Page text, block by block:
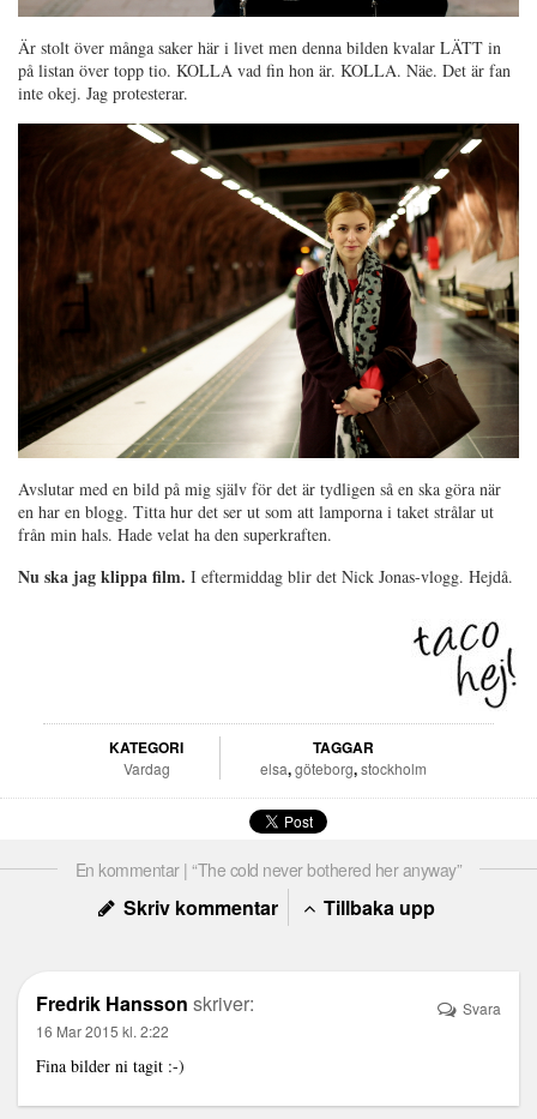
Är stolt över många saker här i livet men denna bilden kvalar LÄTT in
på listan över topp tio. KOLLA vad fin hon är. KOLLA. Näe. Det är fan
inte okej. Jag protesterar.
Avslutar med en bild på mig själv för det är tydligen så en ska göra när
en har en blogg. Titta hur det ser ut som att lamporna i taket strålar ut
från min hals. Hade velat ha den superkraften.
Nu ska jag klippa film. I eftermiddag blir det Nick Jonas-vlogg. Hejdå.
KATEGORI
Vardag
TAGGAR
elsa,göteborg,stockholm
En kommentar | “The cold never bothered her anyway”
Skriv kommentar Tillbaka upp
Fredrik Hansson skriver:
16 Mar 2015 kl. 2:22
Fina bilder ni tagit :-)
Svara